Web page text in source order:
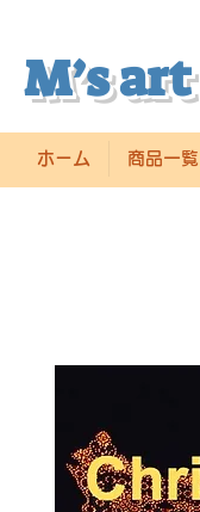
M’s art
ホーム 商品一覧